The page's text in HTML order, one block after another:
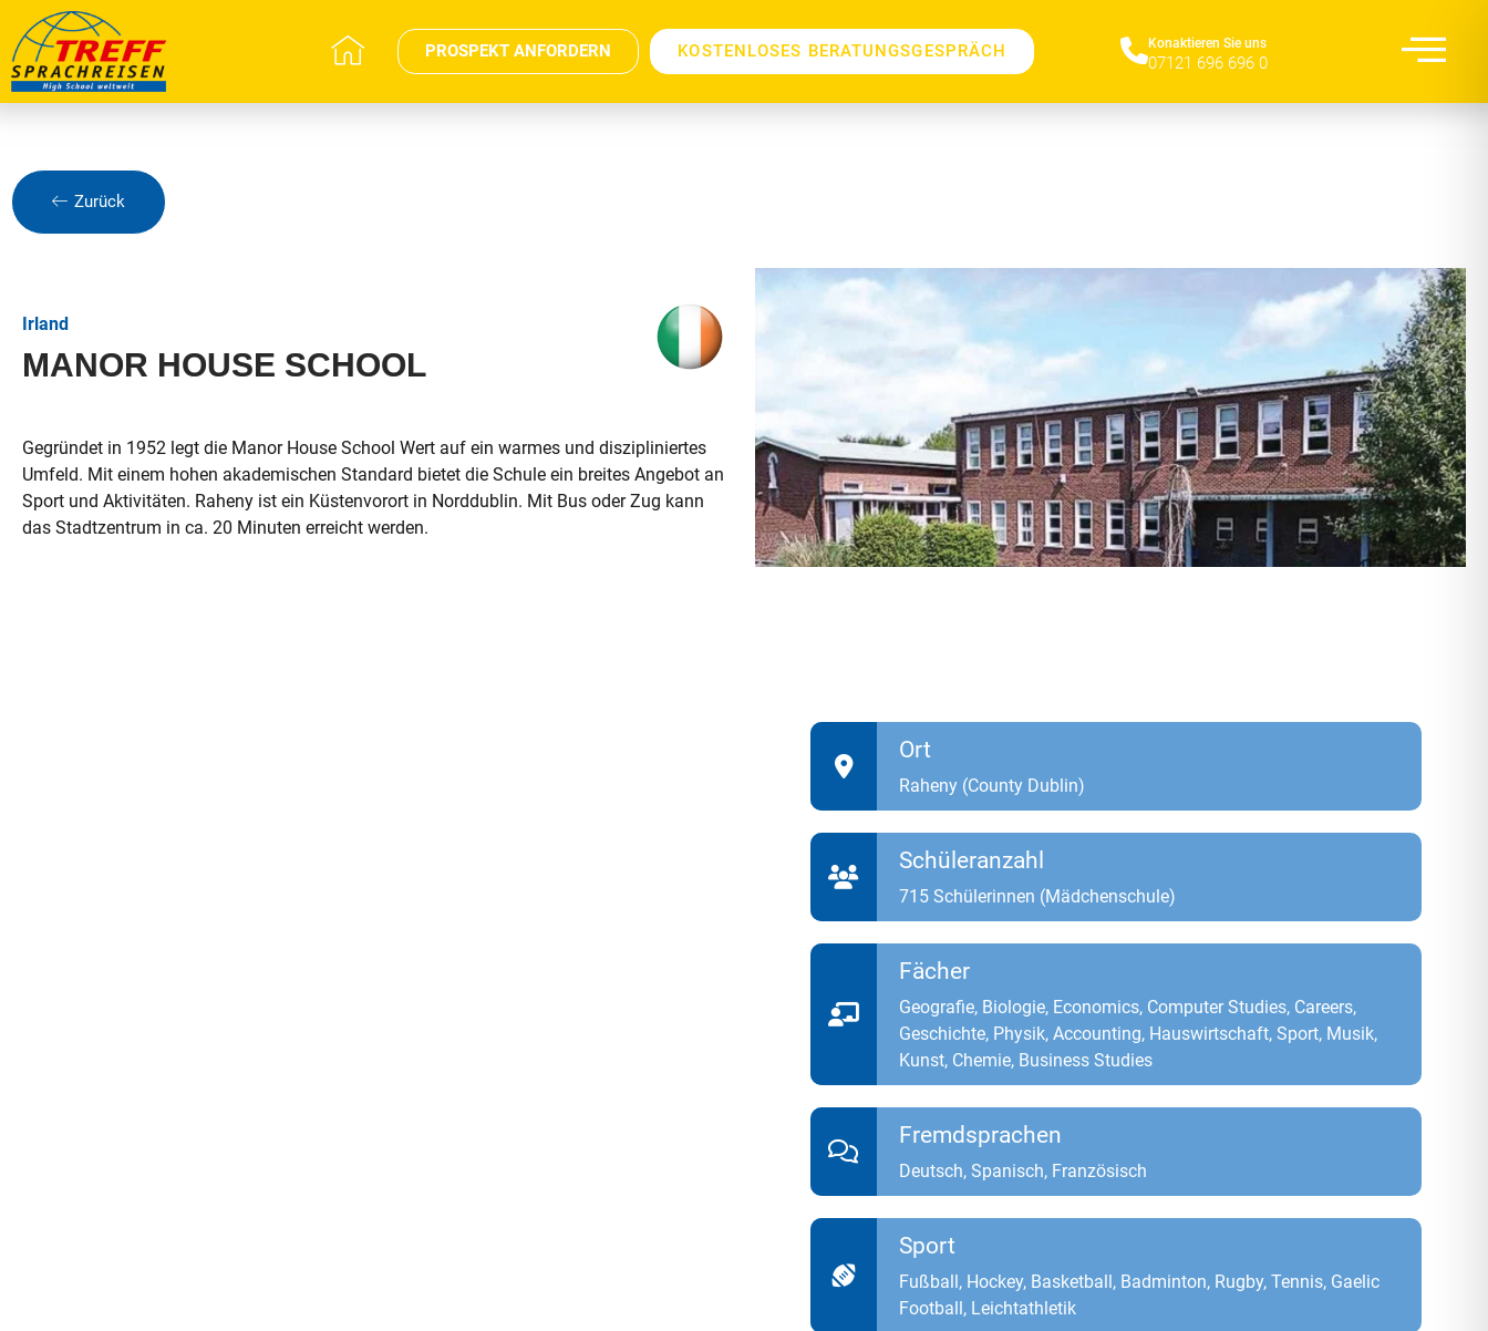
PROSPEKT ANFORDERN KOSTENLOSES BERATUNGSGESPRÄCH Konaktieren Sie uns​
07121 696 696 0
Zurück
Irland
MANOR HOUSE SCHOOL
Gegründet in 1952 legt die Manor House School Wert auf ein warmes und diszipliniertes
Umfeld. Mit einem hohen akademischen Standard bietet die Schule ein breites Angebot an
Sport und Aktivitäten. Raheny ist ein Küstenvorort in Norddublin. Mit Bus oder Zug kann
das Stadtzentrum in ca. 20 Minuten erreicht werden.
Ort
Raheny (County Dublin)
Schüleranzahl
715 Schülerinnen (Mädchenschule)
Fächer
Geografie, Biologie, Economics, Computer Studies, Careers,
Geschichte, Physik, Accounting, Hauswirtschaft, Sport, Musik,
Kunst, Chemie, Business Studies
Fremdsprachen
Deutsch, Spanisch, Französisch
Sport
Fußball, Hockey, Basketball, Badminton, Rugby, Tennis, Gaelic
Football, Leichtathletik